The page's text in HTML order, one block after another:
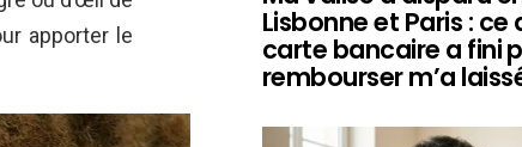
apporter le
Lisbonne et Paris : ce
carte bancaire a fini
rembourser m’a